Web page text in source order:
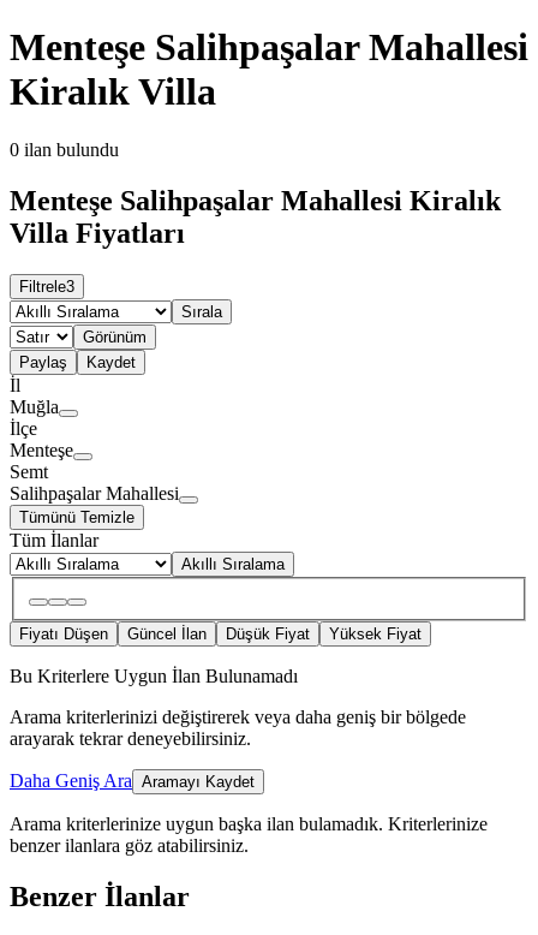
Menteşe Salihpaşalar Mahallesi
Kiralık Villa
0 ilan bulundu
Menteşe Salihpaşalar Mahallesi Kiralık
Villa Fiyatları
Filtrele3
Sırala
Görünüm
Paylaş
Kaydet
İl
Muğla
İlçe
Menteşe
Semt
Salihpaşalar Mahallesi
Tümünü Temizle
Tüm İlanlar
Akıllı Sıralama
Fiyatı Düşen Güncel İlan Düşük Fiyat Yüksek Fiyat
Bu Kriterlere Uygun İlan Bulunamadı
Arama kriterlerinizi değiştirerek veya daha geniş bir bölgede
arayarak tekrar deneyebilirsiniz.
Daha Geniş Ara Aramayı Kaydet
Arama kriterlerinize uygun başka ilan bulamadık. Kriterlerinize
benzer ilanlara göz atabilirsiniz.
Benzer İlanlar